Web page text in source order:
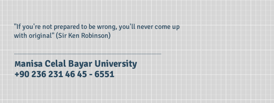
"If you're not prepared to be wrong, you'll never come up
with original" (Sir Ken Robinson)
Manisa Celal Bayar University
+90 236 231 46 45 - 6551